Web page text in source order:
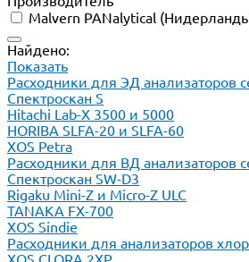
Malvern PANalytical
Найдено:
Показать
Расходники для ЭД анализаторов
Спектроскан S
Hitachi Lab-X 3500 и 5000
HORIBA SLFA-20 и SLFA-60
XOS Petra
Расходники для ВД анализаторов
Спектроскан SW-D3
Rigaku Mini-Z и Micro-Z ULC
TANAKA FX-700
XOS Sindie
Расходники для анализаторов